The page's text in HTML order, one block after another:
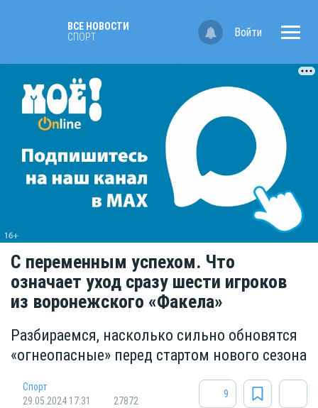
ВСЕ НОВОСТИ
СПОРТ
Войти
С переменным успехом. Что
означает уход сразу шести игроков
из воронежского «Факела»
Разбираемся, насколько сильно обновятся
«огнеопасные» перед стартом нового сезона
Спорт
29.05.2024 17:31
27872
9